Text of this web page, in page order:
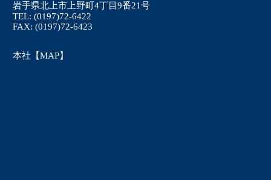
岩手県北上市上野町4丁目9番21号
TEL: (0197)72-6422
FAX: (0197)72-6423
本社【MAP】